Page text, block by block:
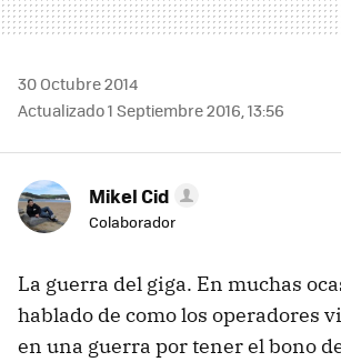
30 Octubre 2014
Actualizado 1 Septiembre 2016, 13:56
Mikel Cid
Colaborador
La guerra del giga. En muchas
hablado de como los operadores
en una guerra por tener el bono